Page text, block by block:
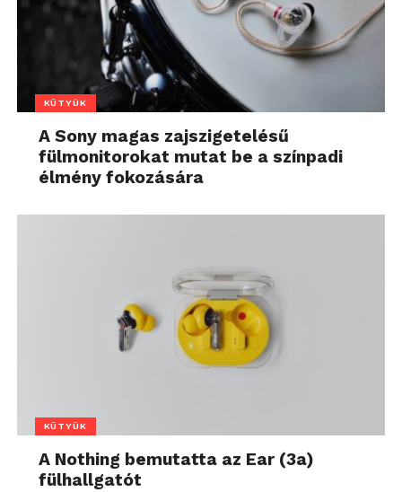
KÜTYÜK
A Sony magas zajszigetelésű
fülmonitorokat mutat be a színpadi
élmény fokozására
KÜTYÜK
A Nothing bemutatta az Ear (3a)
fülhallgatót